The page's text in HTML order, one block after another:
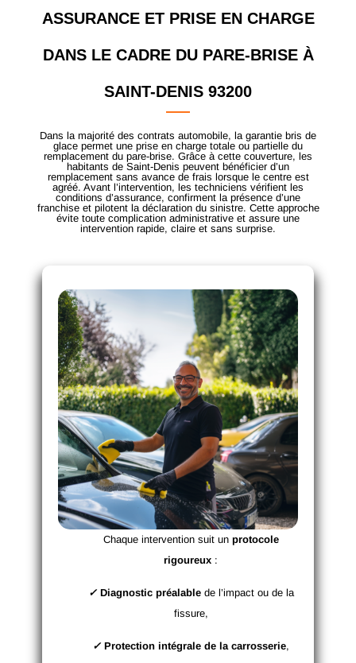
ASSURANCE ET PRISE EN CHARGE
DANS LE CADRE DU PARE-BRISE À
SAINT-DENIS 93200
Dans la majorité des contrats automobile, la garantie bris de
glace permet une prise en charge totale ou partielle du
remplacement du pare-brise. Grâce à cette couverture, les
habitants de Saint-Denis peuvent bénéficier d’un
remplacement sans avance de frais lorsque le centre est
agréé. Avant l’intervention, les techniciens vérifient les
conditions d’assurance, confirment la présence d’une
franchise et pilotent la déclaration du sinistre. Cette approche
évite toute complication administrative et assure une
intervention rapide, claire et sans surprise.
Chaque intervention suit un protocole
rigoureux :
✓ Diagnostic préalablede l’impact ou de la
fissure,
✓ Protection intégrale de la carrosserie,